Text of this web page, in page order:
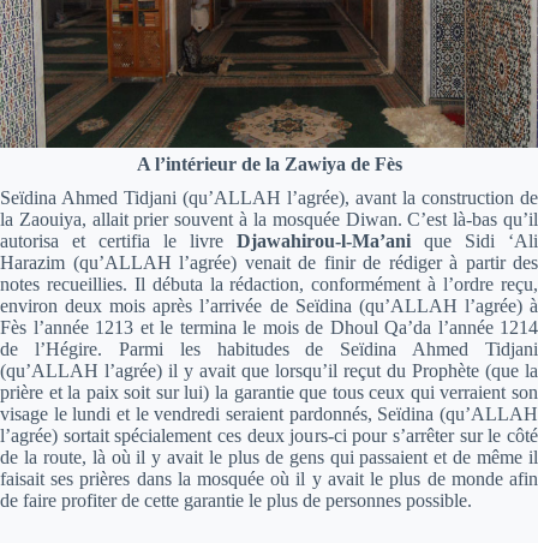
A l’intérieur de la Zawiya de Fès
Seïdina Ahmed Tidjani (qu’ALLAH l’agrée), avant la construction de
la Zaouiya, allait prier souvent à la mosquée Diwan. C’est là-bas qu’il
autorisa et certifia le livre Djawahirou-l-Ma’ani que Sidi ‘Ali
Harazim (qu’ALLAH l’agrée) venait de finir de rédiger à partir des
notes recueillies. Il débuta la rédaction, conformément à l’ordre reçu,
environ deux mois après l’arrivée de Seïdina (qu’ALLAH l’agrée) à
Fès l’année 1213 et le termina le mois de Dhoul Qa’da l’année 1214
de l’Hégire. Parmi les habitudes de Seïdina Ahmed Tidjani
(qu’ALLAH l’agrée) il y avait que lorsqu’il reçut du Prophète (que la
prière et la paix soit sur lui) la garantie que tous ceux qui verraient son
visage le lundi et le vendredi seraient pardonnés, Seïdina (qu’ALLAH
l’agrée) sortait spécialement ces deux jours-ci pour s’arrêter sur le côté
de la route, là où il y avait le plus de gens qui passaient et de même il
faisait ses prières dans la mosquée où il y avait le plus de monde afin
de faire profiter de cette garantie le plus de personnes possible.